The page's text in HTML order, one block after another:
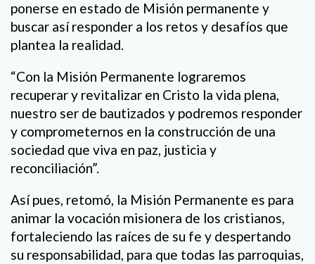
ponerse en estado de Misión permanente y
buscar así responder a los retos y desafíos que
plantea la realidad.
“Con la Misión Permanente lograremos
recuperar y revitalizar en Cristo la vida plena,
nuestro ser de bautizados y podremos responder
y comprometernos en la construcción de una
sociedad que viva en paz, justicia y
reconciliación”.
Así pues, retomó, la Misión Permanente es para
animar la vocación misionera de los cristianos,
fortaleciendo las raíces de su fe y despertando
su responsabilidad, para que todas las parroquias,